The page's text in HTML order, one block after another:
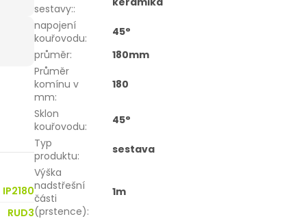
IP2180
RUD3
sestavy::
napojení
kouřovodu:
45°
průměr:
180mm
Průměr
komínu v
mm:
180
Sklon
kouřovodu:
45°
Typ
produktu:
sestava
Výška
nadstřešní
části
(prstence):
1m